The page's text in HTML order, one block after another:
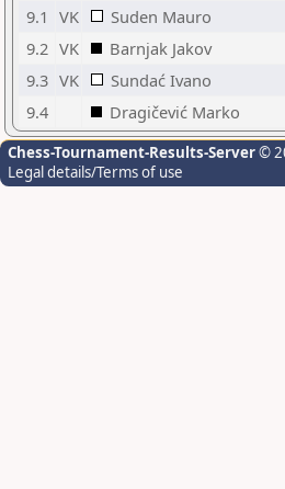
9.1 VK Suden Mauro
9.2 VK Barnjak Jakov
9.3 VK Sundać Ivano
9.4
Dragičević Marko
Chess-Tournament-Results-Server©
Legal details/Terms of use